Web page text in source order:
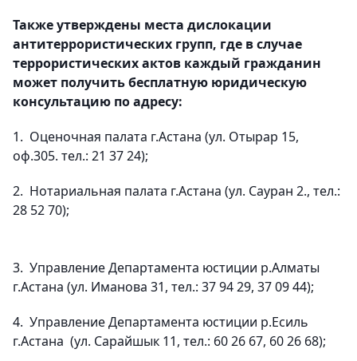
Также утверждены места дислокации
антитеррористических групп, где в случае
террористических актов каждый гражданин
может получить бесплатную юридическую
консультацию по адресу:
1. Оценочная палата г.Астана (ул. Отырар 15,
оф.305. тел.: 21 37 24);
2. Нотариальная палата г.Астана (ул. Сауран 2., тел.:
28 52 70);
3. Управление Департамента юстиции р.Алматы
г.Астана (ул. Иманова 31, тел.: 37 94 29, 37 09 44);
4. Управление Департамента юстиции р.Есиль
г.Астана (ул. Сарайшык 11, тел.: 60 26 67, 60 26 68);